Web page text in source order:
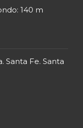
140 m
Santa Fe. Santa